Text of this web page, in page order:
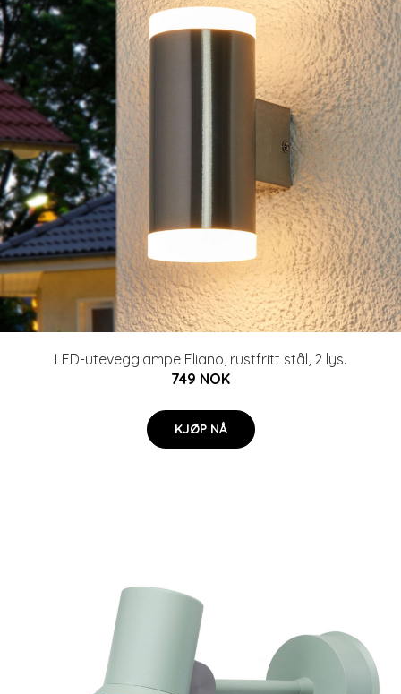
LED-utevegglampe Eliano, rustfritt stål, 2 lys.
749 NOK
KJØP NÅ